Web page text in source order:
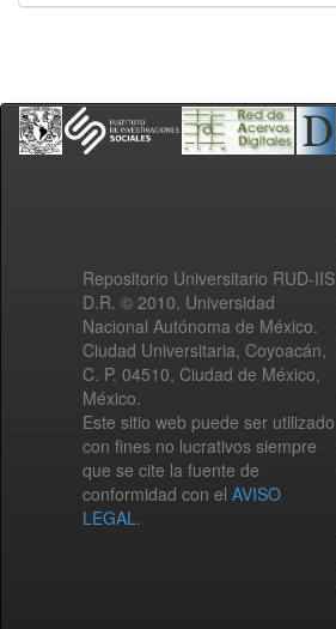
Repositorio Universitario RUD-IIS
D.R. © 2010. Universidad
Nacional Autónoma de México.
Ciudad Universitaria, Coyoacán,
C. P. 04510, Ciudad de México,
México.
Este sitio web puede ser utilizado
con fines no lucrativos siempre
que se cite la fuente de
conformidad con el AVISO
LEGAL.